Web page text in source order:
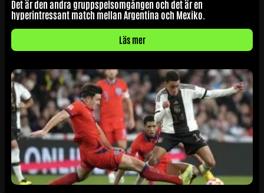
Det är den andra gruppspelsomgången och det är en
hyperintressant match mellan Argentina och Mexiko.
Läs mer